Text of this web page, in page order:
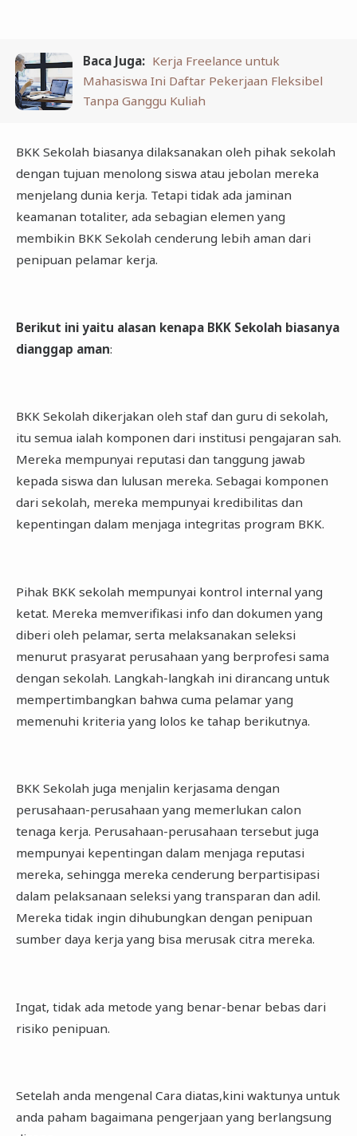
Baca Juga: Kerja Freelance untuk
Mahasiswa Ini Daftar Pekerjaan Fleksibel
Tanpa Ganggu Kuliah
BKK Sekolah biasanya dilaksanakan oleh pihak sekolah
dengan tujuan menolong siswa atau jebolan mereka
menjelang dunia kerja. Tetapi tidak ada jaminan
keamanan totaliter, ada sebagian elemen yang
membikin BKK Sekolah cenderung lebih aman dari
penipuan pelamar kerja.
Berikut ini yaitu alasan kenapa BKK Sekolah biasanya
dianggap aman:
BKK Sekolah dikerjakan oleh staf dan guru di sekolah,
itu semua ialah komponen dari institusi pengajaran sah.
Mereka mempunyai reputasi dan tanggung jawab
kepada siswa dan lulusan mereka. Sebagai komponen
dari sekolah, mereka mempunyai kredibilitas dan
kepentingan dalam menjaga integritas program BKK.
Pihak BKK sekolah mempunyai kontrol internal yang
ketat. Mereka memverifikasi info dan dokumen yang
diberi oleh pelamar, serta melaksanakan seleksi
menurut prasyarat perusahaan yang berprofesi sama
dengan sekolah. Langkah-langkah ini dirancang untuk
mempertimbangkan bahwa cuma pelamar yang
memenuhi kriteria yang lolos ke tahap berikutnya.
BKK Sekolah juga menjalin kerjasama dengan
perusahaan-perusahaan yang memerlukan calon
tenaga kerja. Perusahaan-perusahaan tersebut juga
mempunyai kepentingan dalam menjaga reputasi
mereka, sehingga mereka cenderung berpartisipasi
dalam pelaksanaan seleksi yang transparan dan adil.
Mereka tidak ingin dihubungkan dengan penipuan
sumber daya kerja yang bisa merusak citra mereka.
Ingat, tidak ada metode yang benar-benar bebas dari
risiko penipuan.
Setelah anda mengenal Cara diatas,kini waktunya untuk
anda paham bagaimana pengerjaan yang berlangsung